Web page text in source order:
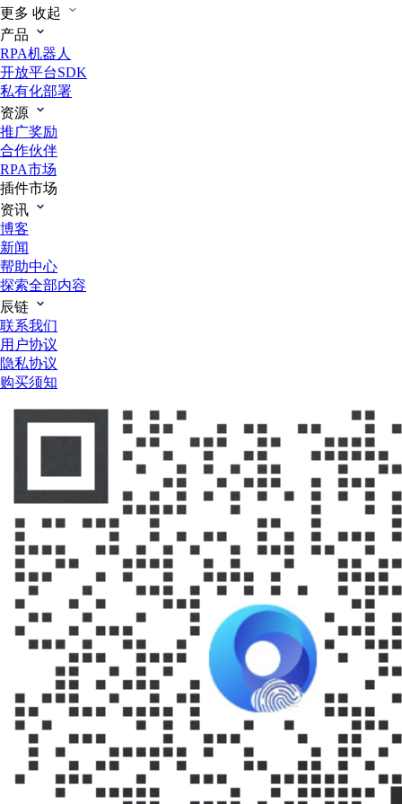
更多 收起
产品
RPA机器人
开放平台SDK
私有化部署
资源
推广奖励
合作伙伴
RPA市场
插件市场
资讯
博客
新闻
帮助中心
探索全部内容
辰链
联系我们
用户协议
隐私协议
购买须知